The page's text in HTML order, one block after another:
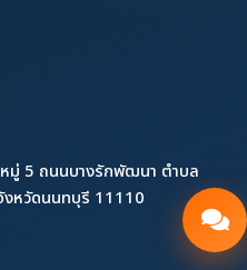
มู่ 5 ถนนบางรักพัฒนา ตำบล
งหวัดนนทบุรี 11110